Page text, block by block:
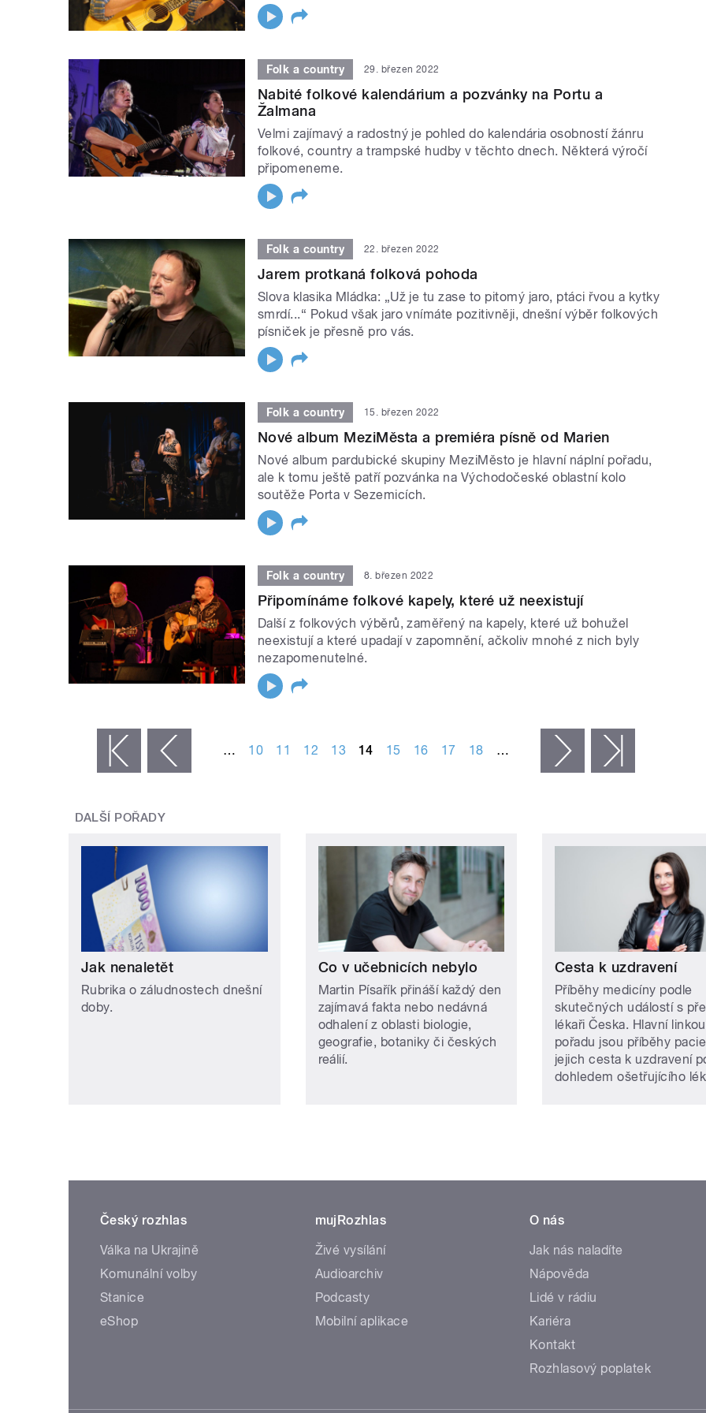
Folk a country 29. březen 2022
Nabité folkové kalendárium a pozvánky na Portu a
Žalmana
Velmi zajímavý a radostný je pohled do kalendária osobností žánru
folkové, country a trampské hudby v těchto dnech. Některá výročí
připomeneme.
Folk a country 22. březen 2022
Jarem protkaná folková pohoda
Slova klasika Mládka: „Už je tu zase to pitomý jaro, ptáci řvou a kytky
smrdí...“ Pokud však jaro vnímáte pozitivněji, dnešní výběr folkových
písniček je přesně pro vás.
Folk a country 15. březen 2022
Nové album MeziMěsta a premiéra písně od Marien
Nové album pardubické skupiny MeziMěsto je hlavní náplní pořadu,
ale k tomu ještě patří pozvánka na Východočeské oblastní kolo
soutěže Porta v Sezemicích.
Folk a country 8. březen 2022
Připomínáme folkové kapely, které už neexistují
Další z folkových výběrů, zaměřený na kapely, které už bohužel
neexistují a které upadají v zapomnění, ačkoliv mnohé z nich byly
nezapomenutelné.
‹ předchozí … 10 11 12 13 14 15 16 17 18 … následující ›
DALŠÍ POŘADY
Jak nenaletět
Rubrika o záludnostech dnešní
doby.
Co v učebnicích nebylo
Martin Písařík přináší každý den
zajímavá fakta nebo nedávná
odhalení z oblasti biologie,
geografie, botaniky či českých
reálií.
Cesta k uzdravení
Příběhy medicíny podle
skutečných událostí s
lékaři Česka. Hlavní linkou
pořadu jsou příběhy
jejich cesta k uzdravení
dohledem ošetřujícího
Český rozhlas
Válka na Ukrajině
Komunální volby
Stanice
eShop
mujRozhlas
Živé vysílání
Audioarchiv
Podcasty
Mobilní aplikace
O nás
Jak nás naladíte
Nápověda
Lidé v rádiu
Kariéra
Kontakt
Rozhlasový poplatek